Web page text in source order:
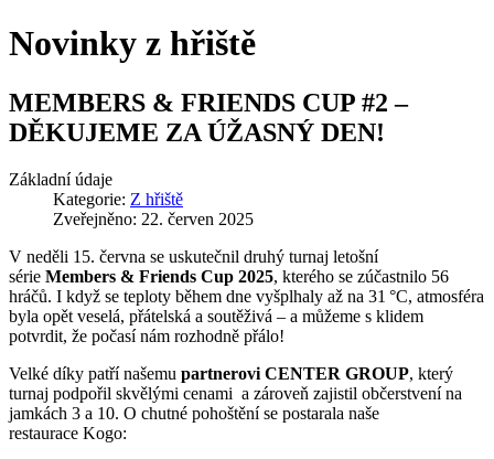
Novinky z hřiště
MEMBERS & FRIENDS CUP #2 –
DĚKUJEME ZA ÚŽASNÝ DEN!
Základní údaje
Kategorie: Z hřiště
Zveřejněno: 22. červen 2025
V neděli 15. června se uskutečnil druhý turnaj letošní
série Members & Friends Cup 2025, kterého se zúčastnilo 56
hráčů. I když se teploty během dne vyšplhaly až na 31 °C, atmosféra
byla opět veselá, přátelská a soutěživá – a můžeme s klidem
potvrdit, že počasí nám rozhodně přálo!
Velké díky patří našemu partnerovi CENTER GROUP, který
turnaj podpořil skvělými cenami a zároveň zajistil občerstvení na
jamkách 3 a 10. O chutné pohoštění se postarala naše
restaurace Kogo: